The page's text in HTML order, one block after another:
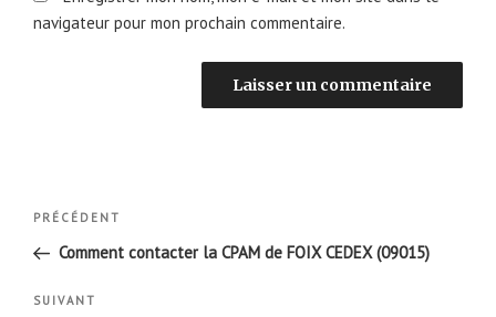
navigateur pour mon prochain commentaire.
Navigation
l’article
Article
précédent
PRÉCÉDENT
Comment contacter la CPAM de FOIX CEDEX (09015)
Article
SUIVANT